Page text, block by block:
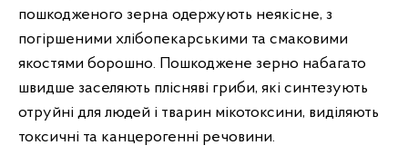
пошкодженого зерна одержують неякісне, з
погіршеними хлібопекарськими та смаковими
якостями борошно. Пошкоджене зерно набагато
швидше заселяють плісняві гриби, які синтезують
отруйні для людей і тварин мікотоксини, виділяють
токсичні та канцерогенні речовини.